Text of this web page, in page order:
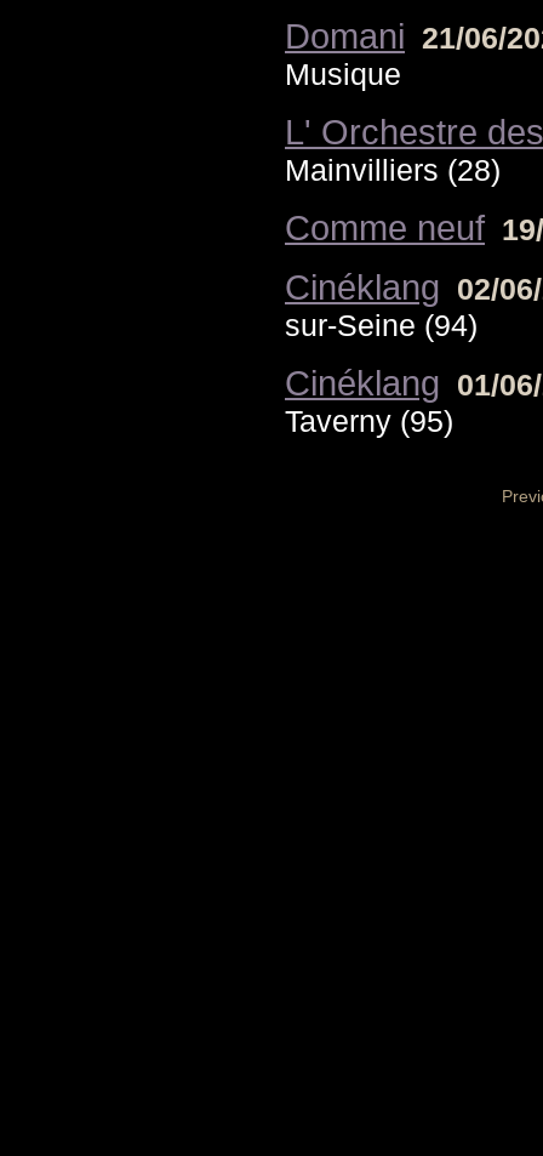
Domani 21/06/
Musique
L' Orchestre
Mainvilliers (28)
Comme neuf
Cinéklang 02/
sur-Seine (94)
Cinéklang 01/
Taverny (95)